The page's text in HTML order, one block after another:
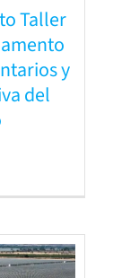
Taller
y
del